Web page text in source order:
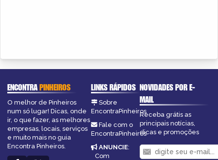
ENCONTRAPINHEIROS
O melhor de Pinheiros
num só lugar! Dicas, onde
ir, o que fazer, as melhores
empresas, locais, serviços
e muito mais no guia
Encontra Pinheiros.
LINKS RÁPIDOS
Sobre
EncontraPinheiros
Fale com o
EncontraPinheiros
ANUNCIE:
Com
NOVIDADES POR E-
MAIL
Receba grátis as
principais notícias,
dicas e promoções